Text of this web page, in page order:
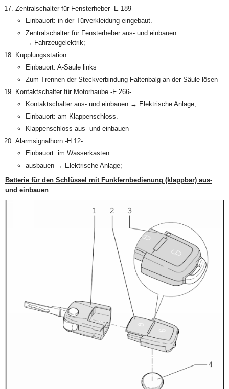
Zentralschalter für Fensterheber -E 189-
Einbauort: in der Türverkleidung eingebaut.
Zentralschalter für Fensterheber aus- und einbauen
→ Fahrzeugelektrik;
Kupplungsstation
Einbauort: A-Säule links
Zum Trennen der Steckverbindung Faltenbalg an der Säule lösen
Kontaktschalter für Motorhaube -F 266-
Kontaktschalter aus- und einbauen → Elektrische Anlage;
Einbauort: am Klappenschloss.
Klappenschloss aus- und einbauen
Alarmsignalhorn -H 12-
Einbauort: im Wasserkasten
ausbauen → Elektrische Anlage;
Batterie für den Schlüssel mit Funkfernbedienung (klappbar) aus-
und einbauen